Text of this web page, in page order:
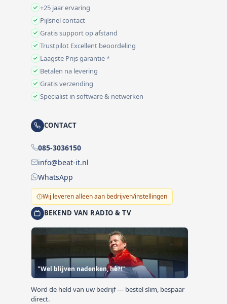
+25 jaar ervaring
Pijlsnel contact
Gratis support op afstand
Trustpilot Excellent beoordeling
Laagste Prijs garantie *
Betalen na levering
Gratis verzending
Specialist in software & netwerken
CONTACT
085-3036150
info@beat-it.nl
WhatsApp
Wij leveren alleen aan bedrijven/instellingen
BEKEND VAN RADIO & TV
"Wel blijven nadenken, hè?!"
Word de held van uw bedrijf — bestel slim, bespaar
direct.